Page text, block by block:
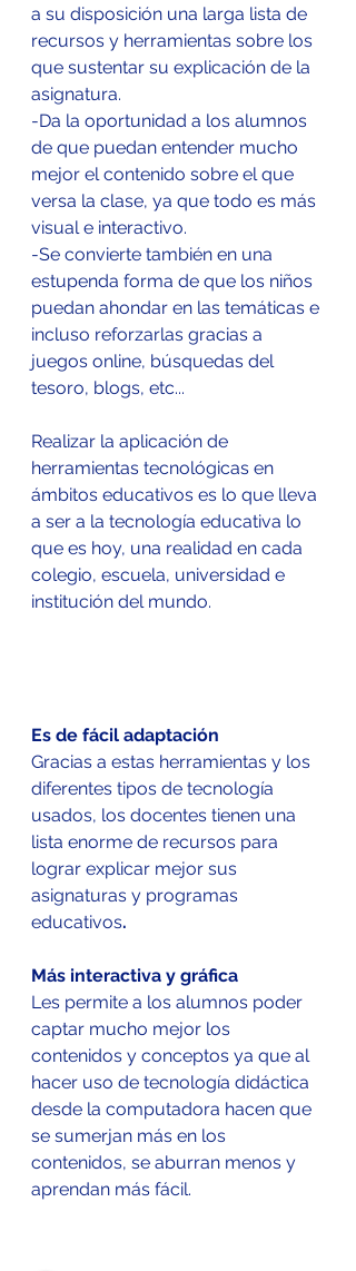
a su disposición una larga lista de
recursos y herramientas sobre los
que sustentar su explicación de la
asignatura.
-Da la oportunidad a los alumnos
de que puedan entender mucho
mejor el contenido sobre el que
versa la clase, ya que todo es más
visual e interactivo.
-Se convierte también en una
estupenda forma de que los niños
puedan ahondar en las temáticas e
incluso reforzarlas gracias a
juegos online, búsquedas del
tesoro, blogs, etc...
Realizar la aplicación de
herramientas tecnológicas en
ámbitos educativos es lo que lleva
a ser a la tecnología educativa lo
que es hoy, una realidad en cada
colegio, escuela, universidad e
institución del mundo.
Es de fácil adaptación
Gracias a estas herramientas y los
diferentes tipos de tecnología
usados, los docentes tienen una
lista enorme de recursos para
lograr explicar mejor sus
asignaturas y programas
educativos.
Más interactiva y gráfica
Les permite a los alumnos poder
captar mucho mejor los
contenidos y conceptos ya que al
hacer uso de tecnología didáctica
desde la computadora hacen que
se sumerjan más en los
contenidos, se aburran menos y
aprendan más fácil.